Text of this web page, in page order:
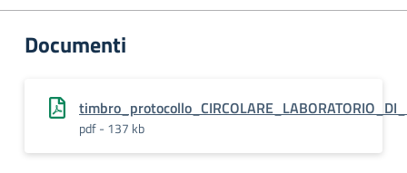
Documenti
pdf - 137 kb